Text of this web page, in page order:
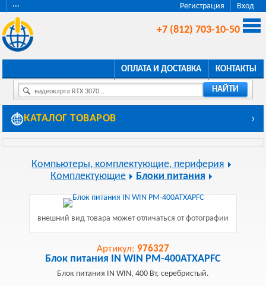
Регистрация Вход
···
+7 (812) 703-10-50
ОПЛАТА И ДОСТАВКА КОНТАКТЫ
видеокарта RTX 3070... НАЙТИ
КАТАЛОГ ТОВАРОВ ›
Компьютеры, комплектующие, периферия
Комплектующие
Блоки питания
внешний вид товара может отличаться от фотографии
Артикул: 976327
Блок питания IN WIN PM-400ATXAPFC
Блок питания IN WIN, 400 Вт, серебристый.